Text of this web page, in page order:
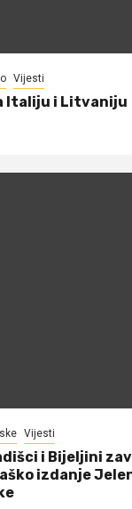
Vijesti
Italiju i Litvaniju
Vijesti
i Bijeljini
izdanje